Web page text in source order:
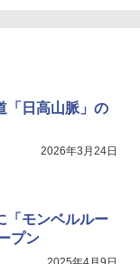
「日高山脈」の
2026年3月24日
「モンベルルー
プン